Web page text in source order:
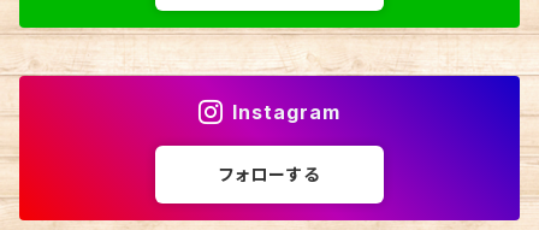
Instagram
フォローする